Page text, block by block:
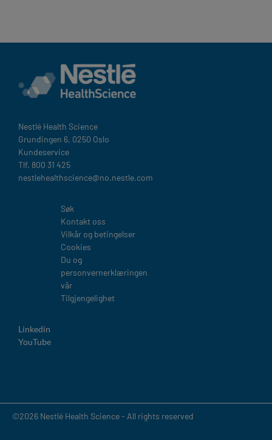
Nestlé Health Science​
Grundingen 6, 0250 Oslo
Kundeservice
Tlf. 800 31 425
nestlehealthscience@no.nestle.com​
Legal
Søk
Kontakt oss
Vilkår og betingelser
Cookies
Du og
personvernerklæringen
vår
Tilgjengelighet
Linkedin
YouTube
©2026 Nestlé Health Science - All rights reserved